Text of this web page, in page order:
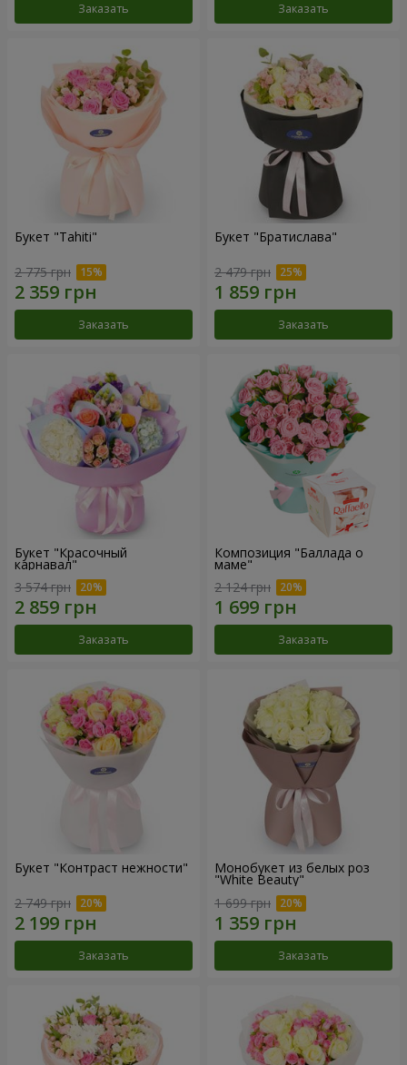
Заказать Заказать
Букет "Tahiti"
2 775 грн
Заказать
Букет "Братислава"
2 479 грн
Заказать
Букет "Красочный
карнавал"
3 574 грн
Заказать
Композиция "Баллада о
маме"
2 124 грн
Заказать
Букет "Контраст нежности"
2 749 грн
Заказать
Монобукет из белых роз
"White Beauty"
1 699 грн
Заказать